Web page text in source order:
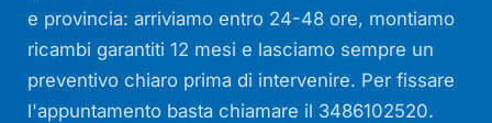
e provincia: arriviamo entro 24-48 ore, montiamo
ricambi garantiti 12 mesi e lasciamo sempre un
preventivo chiaro prima di intervenire. Per fissare
l'appuntamento basta chiamare il 3486102520.